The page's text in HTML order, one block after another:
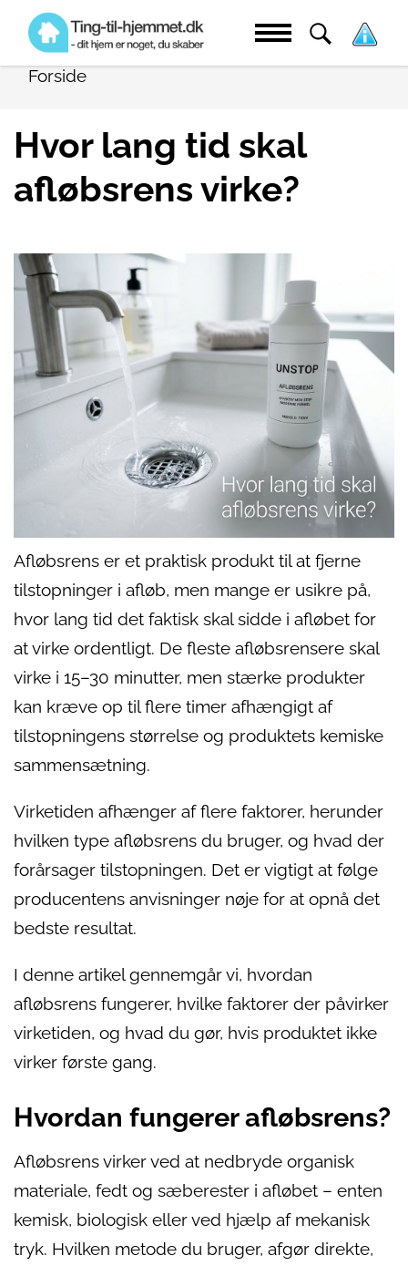
Forside
Hvor lang tid skal
afløbsrens virke?
Afløbsrens er et praktisk produkt til at fjerne
tilstopninger i afløb, men mange er usikre på,
hvor lang tid det faktisk skal sidde i afløbet for
at virke ordentligt. De fleste afløbsrensere skal
virke i 15–30 minutter, men stærke produkter
kan kræve op til flere timer afhængigt af
tilstopningens størrelse og produktets kemiske
sammensætning.
Virketiden afhænger af flere faktorer, herunder
hvilken type afløbsrens du bruger, og hvad der
forårsager tilstopningen. Det er vigtigt at følge
producentens anvisninger nøje for at opnå det
bedste resultat.
I denne artikel gennemgår vi, hvordan
afløbsrens fungerer, hvilke faktorer der påvirker
virketiden, og hvad du gør, hvis produktet ikke
virker første gang.
Hvordan fungerer afløbsrens?
Afløbsrens virker ved at nedbryde organisk
materiale, fedt og sæberester i afløbet – enten
kemisk, biologisk eller ved hjælp af mekanisk
tryk. Hvilken metode du bruger, afgør direkte,